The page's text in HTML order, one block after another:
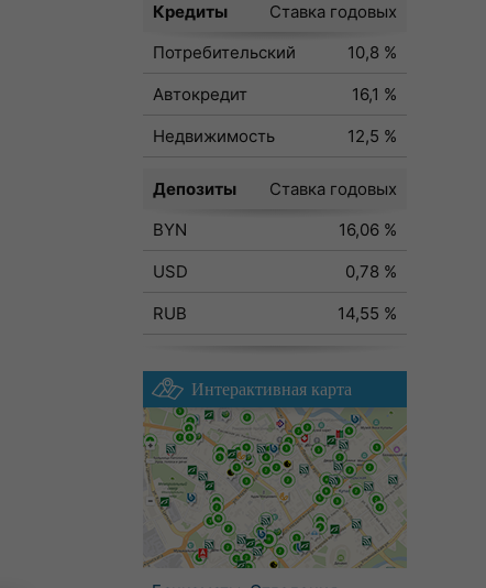
Кредиты
Ставка годовых
Потребительский
10,8 %
Автокредит
16,1 %
Недвижимость
12,5 %
Депозиты
Ставка годовых
BYN
16,06 %
USD
0,78 %
RUB
14,55 %
Интерактивная карта